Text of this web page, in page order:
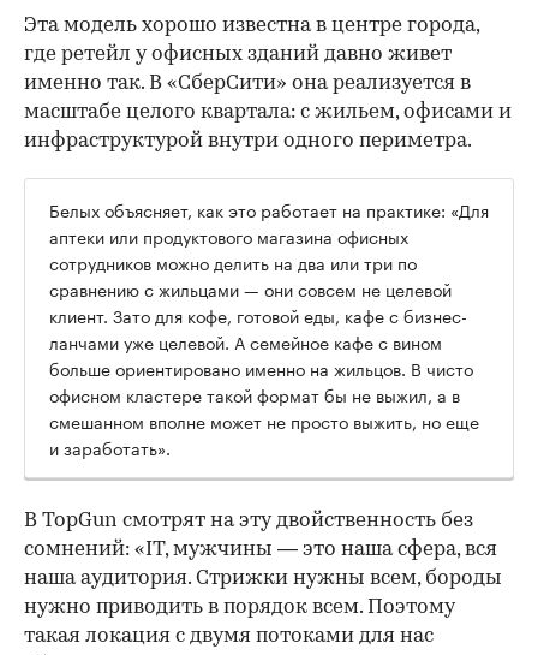
Эта модель хорошо известна в центре города,
где ретейл у офисных зданий давно живет
именно так. В «СберСити» она реализуется в
масштабе целого квартала: с жильем, офисами и
инфраструктурой внутри одного периметра.
Белых объясняет, как это работает на практике: «Для
аптеки или продуктового магазина офисных
сотрудников можно делить на два или три по
сравнению с жильцами — они совсем не целевой
клиент. Зато для кофе, готовой еды, кафе с бизнес-
ланчами уже целевой. А семейное кафе с вином
больше ориентировано именно на жильцов. В чисто
офисном кластере такой формат бы не выжил, а в
смешанном вполне может не просто выжить, но еще
и заработать».
В TopGun смотрят на эту двойственность без
сомнений: «IT, мужчины — это наша сфера, вся
наша аудитория. Стрижки нужны всем, бороды
нужно приводить в порядок всем. Поэтому
такая локация с двумя потоками для нас